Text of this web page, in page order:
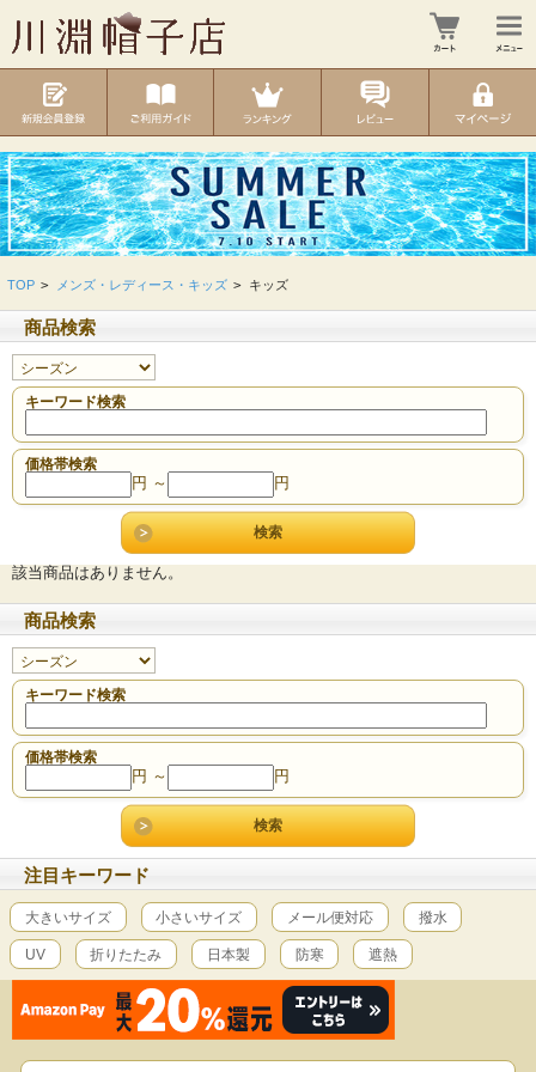
TOP > メンズ・レディース・キッズ > キッズ
商品検索
キーワード検索
価格帯検索
円 ～ 円
該当商品はありません。
商品検索
キーワード検索
価格帯検索
円 ～ 円
注目キーワード
大きいサイズ 小さいサイズ メール便対応 撥水
UV 折りたたみ 日本製 防寒 遮熱